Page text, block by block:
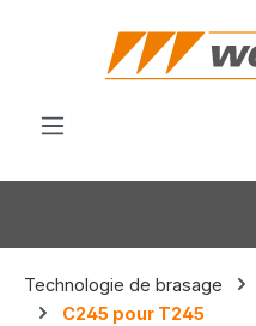
principal
Technologie de brasage
C245 pour T245